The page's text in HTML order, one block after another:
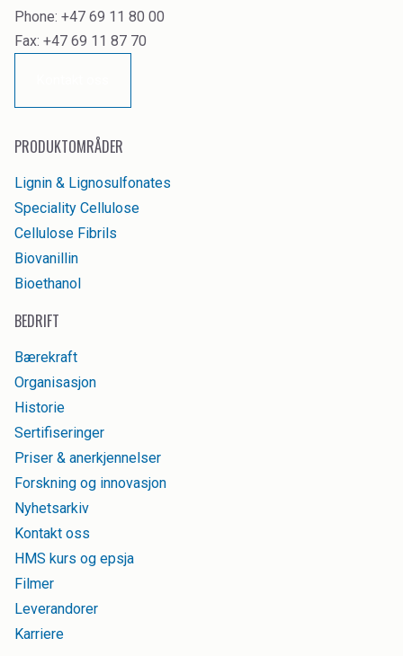
Phone: +47 69 11 80 00
Fax: +47 69 11 87 70
PRODUKTOMRÅDER
Lignin & Lignosulfonates
Speciality Cellulose
Cellulose Fibrils
Biovanillin
Bioethanol
BEDRIFT
Bærekraft
Organisasjon
Historie
Sertifiseringer
Priser & anerkjennelser
Forskning og innovasjon
Nyhetsarkiv
Kontakt oss
HMS kurs og epsja
Filmer
Leverandorer
Karriere